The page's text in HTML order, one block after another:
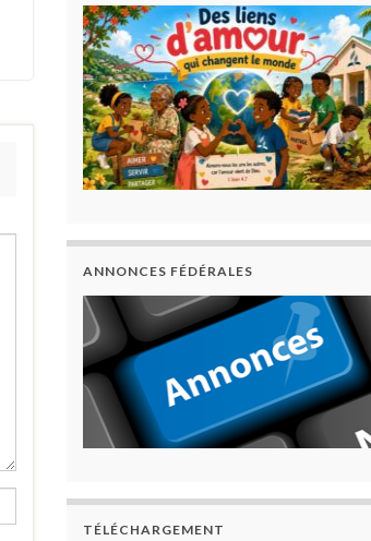
ANNONCES FÉDÉRALES
TÉLÉCHARGEMENT